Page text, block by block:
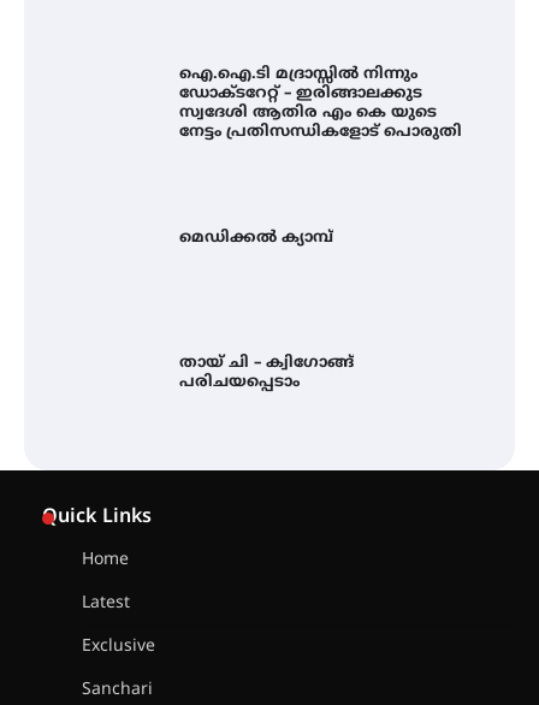
ഐ.ഐ.ടി മദ്രാസ്സിൽ നിന്നും
ഡോക്ടറേറ്റ് – ഇരിങ്ങാലക്കുട
സ്വദേശി ആതിര എം കെ യുടെ
നേട്ടം പ്രതിസന്ധികളോട് പൊരുതി
മെഡിക്കൽ ക്യാമ്പ്
തായ് ചി – ക്വിഗോങ്ങ്
പരിചയപ്പെടാം
Quick Links
Home
Latest
Exclusive
Sanchari